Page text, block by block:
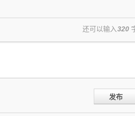
还可以输入320
发布